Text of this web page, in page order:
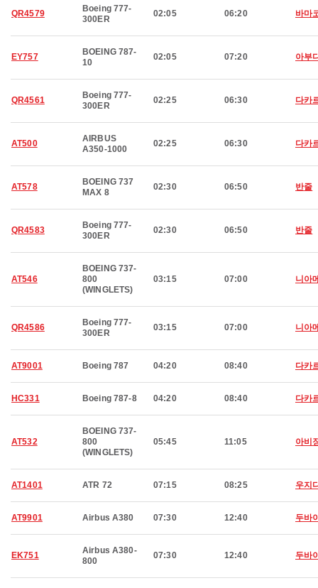
QR4579
Boeing 777-
300ER
02:05 06:20 바마
EY757
BOEING 787-
10
02:05 07:20 아부
QR4561
Boeing 777-
300ER
02:25 06:30 다카
AT500
AIRBUS
A350-1000
02:25 06:30 다카
AT578
BOEING 737
MAX 8
02:30 06:50 반줄
QR4583
Boeing 777-
300ER
02:30 06:50 반줄
AT546
BOEING 737-
800
(WINGLETS)
03:15 07:00 니아
QR4586
Boeing 777-
300ER
03:15 07:00 니아
AT9001 Boeing 787 04:20 08:40 다카
HC331 Boeing 787-8 04:20 08:40 다카
AT532
BOEING 737-
800
(WINGLETS)
05:45 11:05 아비
AT1401 ATR 72 07:15 08:25 우지
AT9901 Airbus A380 07:30 12:40 두바
EK751
Airbus A380-
800
07:30 12:40 두바